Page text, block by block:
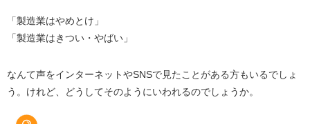
「製造業はやめとけ」
「製造業はきつい・やばい」
なんて声をインターネットやSNSで見たことがある方もいるでしょ
う。けれど、どうしてそのようにいわれるのでしょうか。